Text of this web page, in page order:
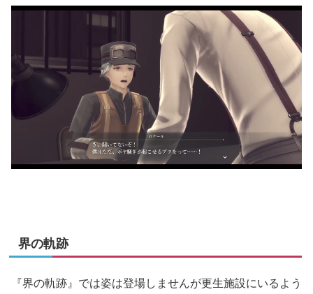
界の軌跡
『界の軌跡』では姿は登場しませんが更生施設にいるよう